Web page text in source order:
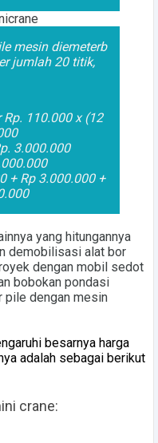
mesin diemeterb
jumlah 20 titik,
110.000 x (12
3.000.000
+ Rp 3.000.000 +
yang hitungannya
demobilisasi alat bor
dengan mobil sedot
bobokan pondasi
pile dengan mesin
besarnya harga
adalah sebagai berikut
crane: